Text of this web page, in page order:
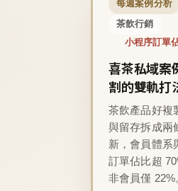
每週案例分析
茶飲行銷
小程序訂單
喜茶私域案
割的雙軌打
茶飲產品好複
與留存拆成兩
新，會員體系
訂單佔比超
非會員僅 22%